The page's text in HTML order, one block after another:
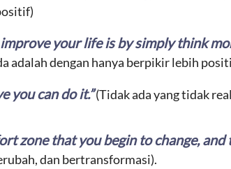
your life is by simply think
adalah dengan hanya berpikir lebih
you can do it.”(Tidak ada yang tidak
zone that you begin to change, and
dan bertransformasi).